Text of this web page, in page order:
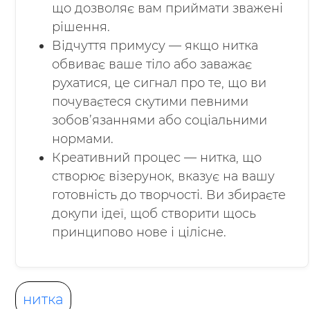
що дозволяє вам приймати зважені
рішення.
Відчуття примусу — якщо нитка
обвиває ваше тіло або заважає
рухатися, це сигнал про те, що ви
почуваєтеся скутими певними
зобов’язаннями або соціальними
нормами.
Креативний процес — нитка, що
створює візерунок, вказує на вашу
готовність до творчості. Ви збираєте
докупи ідеї, щоб створити щось
принципово нове і цілісне.
нитка